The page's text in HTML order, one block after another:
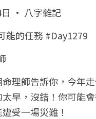
1
2
實戰錄》完整典藏版
理PDF
理1
理2
理3
· 八字雜記
能的任務 #Day1279
理師告訴你，今年走
早，沒錯！你可能
受一場災難！